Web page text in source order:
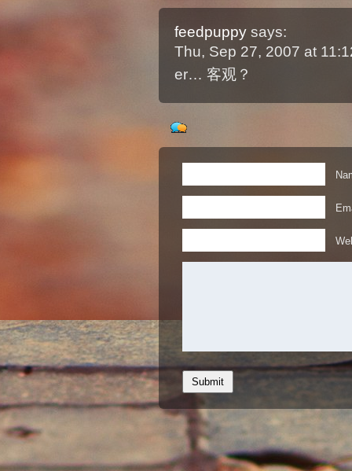
feedpuppy says:
Thu, Sep 27, 2007 at
er… 客观？